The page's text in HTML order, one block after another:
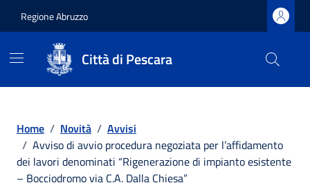
Regione Abruzzo
Città di Pescara
Home / Novità / Avvisi
/ Avviso di avvio procedura negoziata per l’affidamento
dei lavori denominati “Rigenerazione di impianto esistente
– Bocciodromo via C.A. Dalla Chiesa”